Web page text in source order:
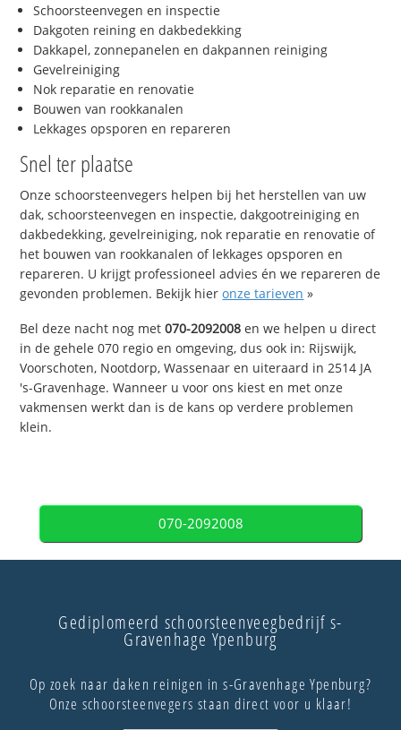
Schoorsteenvegen en inspectie
Dakgoten reining en dakbedekking
Dakkapel, zonnepanelen en dakpannen reiniging
Gevelreiniging
Nok reparatie en renovatie
Bouwen van rookkanalen
Lekkages opsporen en repareren
Snel ter plaatse
Onze schoorsteenvegers helpen bij het herstellen van uw
dak, schoorsteenvegen en inspectie, dakgootreiniging en
dakbedekking, gevelreiniging, nok reparatie en renovatie of
het bouwen van rookkanalen of lekkages opsporen en
repareren. U krijgt professioneel advies én we repareren de
gevonden problemen. Bekijk hieronze tarieven »
Bel deze nacht nog met070-2092008 en we helpen u direct
in de gehele 070 regio en omgeving, dus ook in: Rijswijk,
Voorschoten, Nootdorp, Wassenaar en uiteraard in 2514 JA
's-Gravenhage. Wanneer u voor ons kiest en met onze
vakmensen werkt dan is de kans op verdere problemen
klein.
070-2092008
Gediplomeerd schoorsteenveegbedrijf s-
Gravenhage Ypenburg
Op zoek naar daken reinigen in s-Gravenhage Ypenburg?
Onze schoorsteenvegers staan direct voor u klaar!